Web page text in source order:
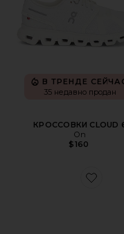
В ТРЕНДЕ
35 недавно продан
КРОССОВКИ CLOUD
On
$160
Favorite